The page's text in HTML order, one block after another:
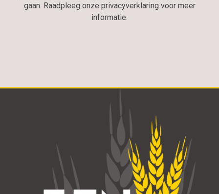
gaan. Raadpleeg onze privacyverklaring voor meer
informatie.